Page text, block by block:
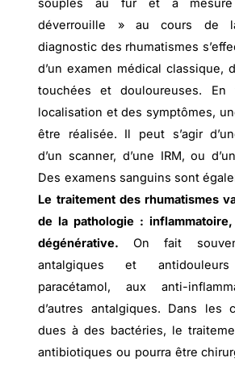
souples au fur et à
déverrouille » au cours de
diagnostic des rhumatismes
d’un examen médical classique,
touchées et douloureuses.
localisation et des symptômes,
être réalisée. Il peut s’agir
d’un scanner, d’une IRM, ou
Des examens sanguins sont
Le traitement des rhumatismes
de la pathologie :
dégénérative. On fait
antalgiques et
paracétamol, aux anti-
d’autres antalgiques. Dans les
dues à des bactéries, le
antibiotiques ou pourra être